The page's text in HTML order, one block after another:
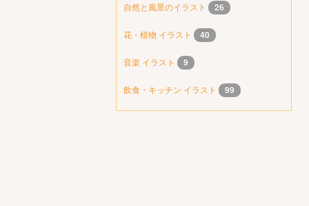
自然と風景のイラスト 26
花・植物 イラスト 40
音楽 イラスト 9
飲食・キッチン イラスト 99